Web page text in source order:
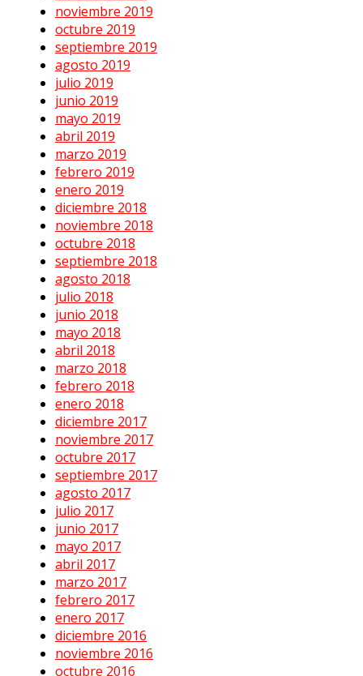
noviembre 2019
octubre 2019
septiembre 2019
agosto 2019
julio 2019
junio 2019
mayo 2019
abril 2019
marzo 2019
febrero 2019
enero 2019
diciembre 2018
noviembre 2018
octubre 2018
septiembre 2018
agosto 2018
julio 2018
junio 2018
mayo 2018
abril 2018
marzo 2018
febrero 2018
enero 2018
diciembre 2017
noviembre 2017
octubre 2017
septiembre 2017
agosto 2017
julio 2017
junio 2017
mayo 2017
abril 2017
marzo 2017
febrero 2017
enero 2017
diciembre 2016
noviembre 2016
octubre 2016